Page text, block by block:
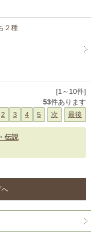
２種
[1～10件]
53件あります
2 3 4 5 次 最後
伝説
へ